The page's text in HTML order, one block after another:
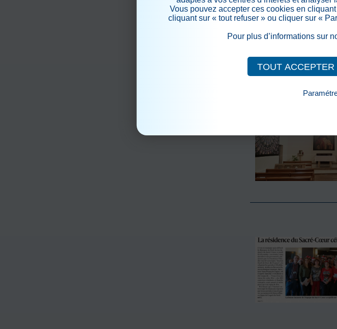
Vous pouvez accepter ces cookies en
cliquant sur « tout refuser » ou cliquer sur «
Pour plus d’informations sur
TOUT ACCEPTER